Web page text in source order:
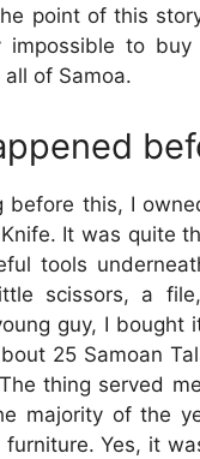
point of this
impossible to buy
of Samoa.
before this, I
It was quite
tools
scissors, a
guy, I bought
25 Samoan
thing served
majority of the
Yes, it